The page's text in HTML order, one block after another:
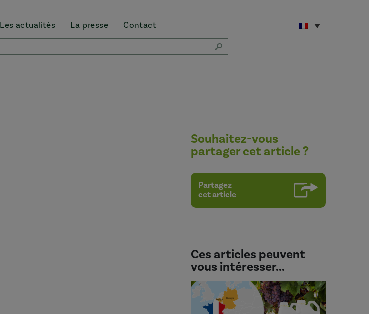
Les actualités La presse Contact
Souhaitez-vous
partager cet article ?
Partagez
cet article
Ces articles peuvent
vous intéresser...